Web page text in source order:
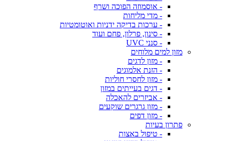
- אוסמוזה הפוכה ושרף
- מדי מליחות
- ערכות בדיקה ידניות ואוטומטיות
- סינון, פרלון, פחם ועוד
- סנני UVC
מזון למים מלוחים
- מזון לדגים
- הזנת אלמוגים
- מזון לחסרי חוליות
- דגים בעייתים במזון
- אביזרים להאכלה
- מזון גרגרים שוקעים
- מזון דפים
פתרון בעיות
- טיפול באצות